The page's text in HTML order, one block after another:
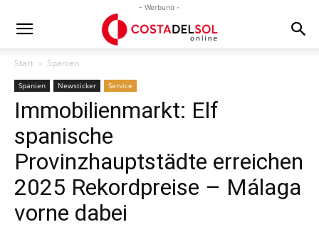
- Werbung -
Start Spanien
Spanien Newsticker Service
Immobilienmarkt: Elf
spanische
Provinzhauptstädte erreichen
2025 Rekordpreise – Málaga
vorne dabei